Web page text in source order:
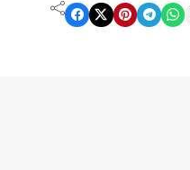
Share on Facebook Share on X Share on Pinterest Share on Telegram Share on WhatsApp